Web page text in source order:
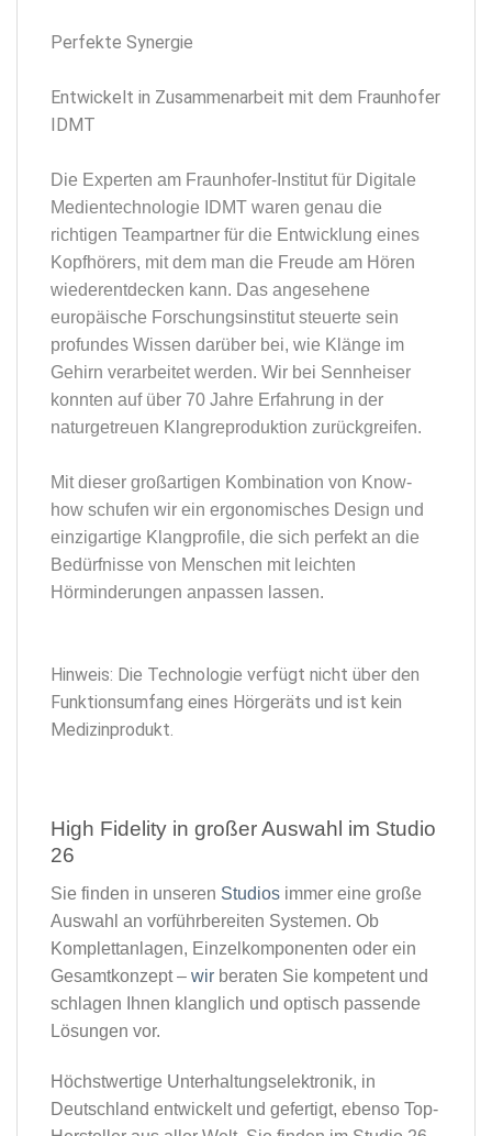
Perfekte Synergie
Entwickelt in Zusammenarbeit mit dem Fraunhofer
IDMT
Die Experten am Fraunhofer-Institut für Digitale
Medientechnologie IDMT waren genau die
richtigen Teampartner für die Entwicklung eines
Kopfhörers, mit dem man die Freude am Hören
wiederentdecken kann. Das angesehene
europäische Forschungsinstitut steuerte sein
profundes Wissen darüber bei, wie Klänge im
Gehirn verarbeitet werden. Wir bei Sennheiser
konnten auf über 70 Jahre Erfahrung in der
naturgetreuen Klangreproduktion zurückgreifen.
Mit dieser großartigen Kombination von Know-
how schufen wir ein ergonomisches Design und
einzigartige Klangprofile, die sich perfekt an die
Bedürfnisse von Menschen mit leichten
Hörminderungen anpassen lassen.
Hinweis: Die Technologie verfügt nicht über den
Funktionsumfang eines Hörgeräts und ist kein
Medizinprodukt.
High Fidelity in großer Auswahl im Studio
26​
Sie finden in unseren Studios immer eine große
Auswahl an vorführbereiten Systemen. Ob
Komplettanlagen, Einzelkomponenten oder ein
Gesamtkonzept – wir beraten Sie kompetent und
schlagen Ihnen klanglich und optisch passende
Lösungen vor.
Höchstwertige Unterhaltungselektronik, in
Deutschland entwickelt und gefertigt, ebenso Top-